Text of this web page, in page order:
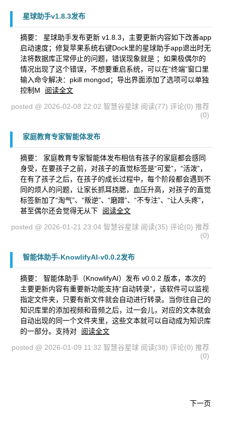
星球助手v1.8.3发布
摘要： 星球助手发布更新 v1.8.3，主要更新内容如下改善app
启动速度；修复苹果系统右键Dock里的星球助手app退出时无
法将数据库正常停止的问题，错误现象就是 ；如果极偶尔的
情况出现了这个错误，不想要重启系统，可以在“终端”窗口里
输入命令解决：pkill mongod；导出界面添加了选项可以单独
控制M
阅读全文
posted @ 2026-02-08 22:02 智慧谷星球 阅读(77) 评论(0) 推荐
(0)
家庭教育专家智能体发布
摘要： 家庭教育专家智能体发布相信有孩子的家庭都会感同
身受，在要孩子之前，对孩子的直觉标签是“可爱”，“活泼”，
在有了孩子之后，在孩子的成长过程中，每个阶段都会遇到不
同的烦人的问题，让家长抓耳挠腮，血压升高，对孩子的直觉
标签新加了“淘气”、“叛逆”、“磨蹭”、“不专注”、“让人头疼”，
甚至偶尔还会觉得无从下
阅读全文
posted @ 2026-01-21 23:04 智慧谷星球 阅读(35) 评论(0) 推荐
(0)
智能体助手-KnowlifyAI-v0.0.2发布
摘要： 智能体助手（KnowlifyAI）发布 v0.0.2 版本，本次的
主要更新内容有重要新功能支持“自动转录”，该软件可以监视
指定文件夹，只要有新文件就会自动进行转录。当你往自己的
知识库里的添加视频和音频之后，过一会儿，对应的文本就会
自动出现的同一个文件夹里，这些文本就可以自动成为知识库
的一部分。支持对
阅读全文
posted @ 2026-01-09 11:32 智慧谷星球 阅读(38) 评论(0) 推荐
(0)
下一页